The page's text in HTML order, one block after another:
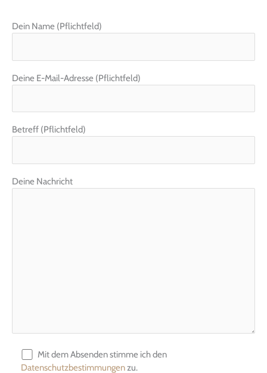
k
a
Dein Name (Pflichtfeld)
Deine E-Mail-Adresse (Pflichtfeld)
Betreff (Pflichtfeld)
Deine Nachricht
Mit dem Absenden stimme ich den
Datenschutzbestimmungenzu.